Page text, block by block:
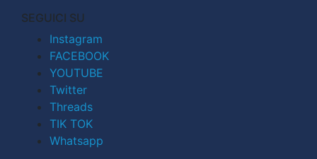
SEGUICI SU
Instagram
FACEBOOK
YOUTUBE
Twitter
Threads
TIK TOK
Whatsapp